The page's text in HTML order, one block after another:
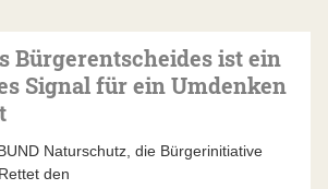
Bürgerentscheides ist ein
Signal für ein Umdenken
Naturschutz, die Bürgerinitiative
den